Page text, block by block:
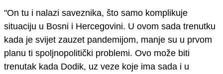
"On tu i nalazi saveznika, što samo komplikuje
situaciju u Bosni i Hercegovini. U ovom sada trenutku
kada je svijet zauzet pandemijom, manje su u prvom
planu ti spoljnopolitički problemi. Ovo može biti
trenutak kada Dodik, uz veze koje ima sada i u